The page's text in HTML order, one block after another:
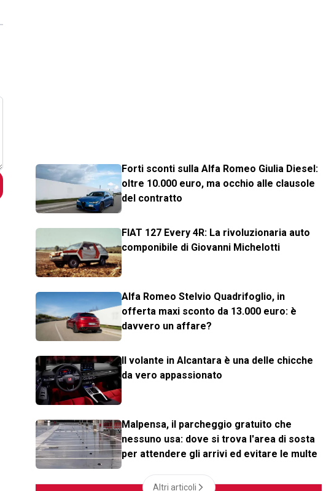
Forti sconti sulla Alfa Romeo Giulia Diesel:
oltre 10.000 euro, ma occhio alle clausole
del contratto
FIAT 127 Every 4R: La rivoluzionaria auto
componibile di Giovanni Michelotti
Alfa Romeo Stelvio Quadrifoglio, in
offerta maxi sconto da 13.000 euro: è
davvero un affare?
Il volante in Alcantara è una delle chicche
da vero appassionato
Malpensa, il parcheggio gratuito che
nessuno usa: dove si trova l'area di sosta
per attendere gli arrivi ed evitare le multe
Altri articoli